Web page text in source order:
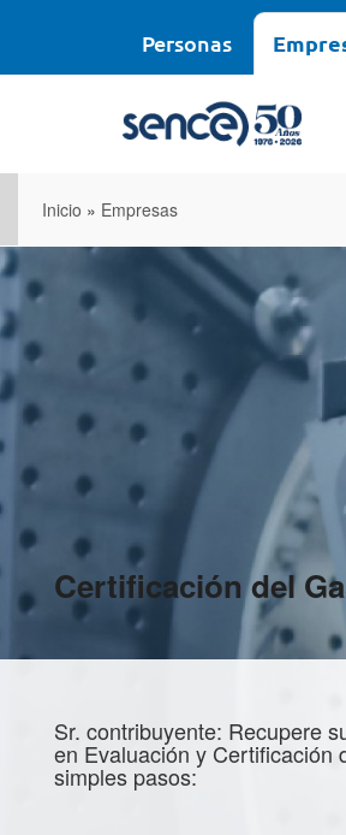
Personas
Inicio » Empresas
Certificación del
Sr. contribuyente: Recupere
en Evaluación y Certificación
simples pasos: